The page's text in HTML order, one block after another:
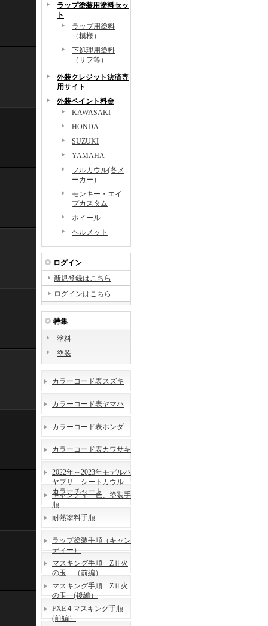
ラップ塗装用塗料セッ
ト
ラップ用塗料
（模様）
下処理用塗料
（サフ等）
外装クレジット決済専
用サイト
外装ペイント料金
KAWASAKI
HONDA
SUZUKI
YAMAHA
フルカウル(各メ
ーカー）
モンキー・エイ
プカスタム
ホイール
ヘルメット
ログイン
新規登録はこちら
ログインはこちら
特集
塗料
塗装
カラーコード表スズキ
カラーコード表ヤマハ
カラーコード表ホンダ
カラーコード表カワサキ
2022年～2023年モデルハ
ヤブサ シートカウル
カラーチャート
キャンディー色、塗装手
順
耐熱塗料手順
ラップ塗装手順（キャン
ディー）
マスキング手順 ZⅡ火
の玉 （前編）
マスキング手順 ZⅡ火
の玉 (後編）
FXE４マスキング手順
(前編）